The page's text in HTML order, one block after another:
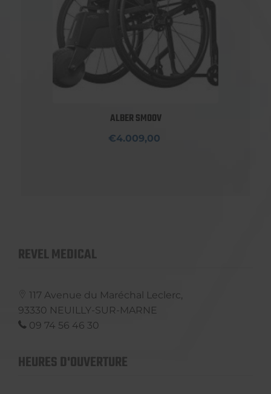
ALBER SMOOV
€4.009,00
REVEL MEDICAL
117 Avenue du Maréchal Leclerc,
93330 NEUILLY-SUR-MARNE
09 74 56 46 30
HEURES D'OUVERTURE